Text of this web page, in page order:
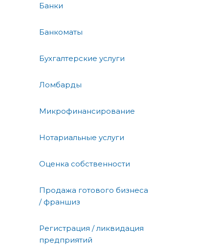
Банки
Банкоматы
Бухгалтерские услуги
Ломбарды
Микрофинансирование
Нотариальные услуги
Оценка собственности
Продажа готового бизнеса
/ франшиз
Регистрация / ликвидация
предприятий